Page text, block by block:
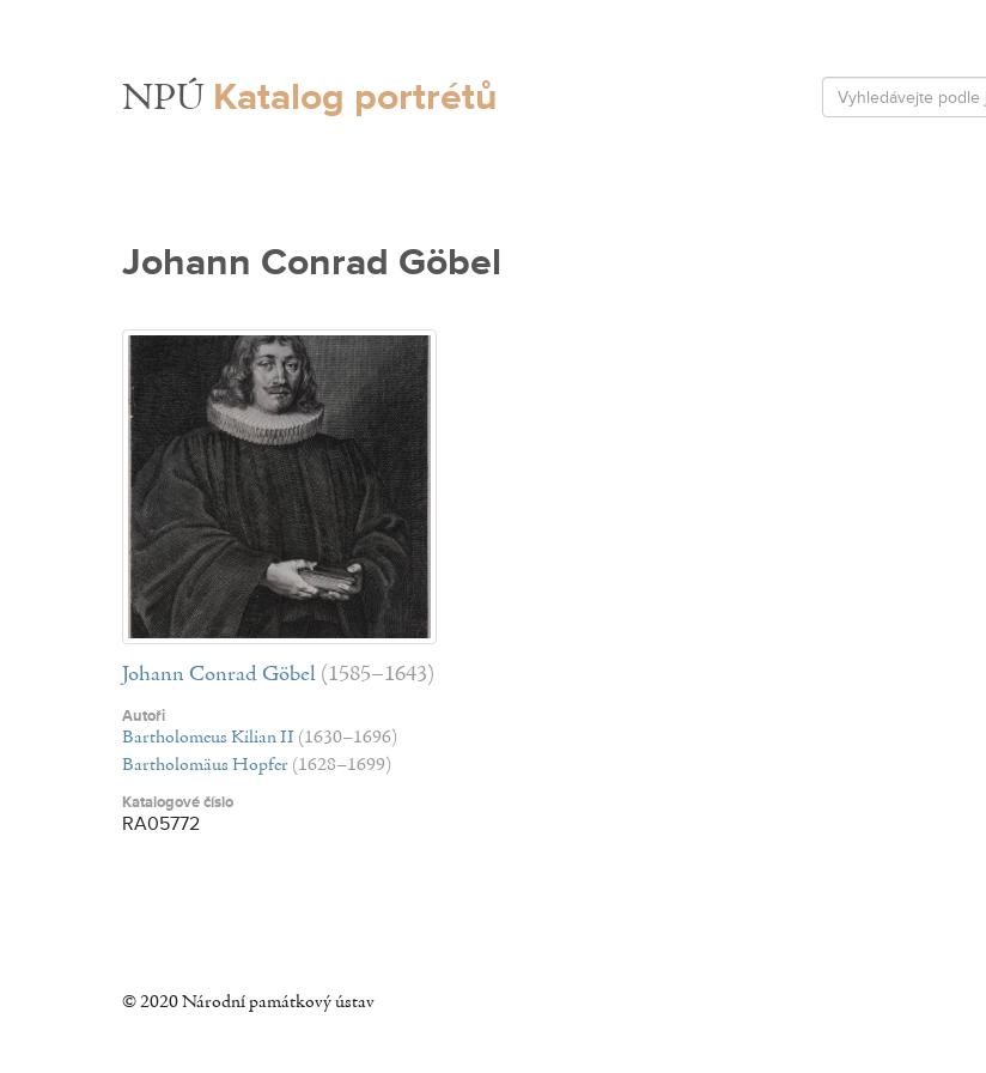
NPÚ Katalog portrétů
Johann Conrad Göbel
Johann Conrad Göbel (1585–1643)
Autoři
Bartholomeus Kilian II (1630–1696)
Bartholomäus Hopfer (1628–1699)
Katalogové číslo
RA05772
© 2020 Národní památkový ústav